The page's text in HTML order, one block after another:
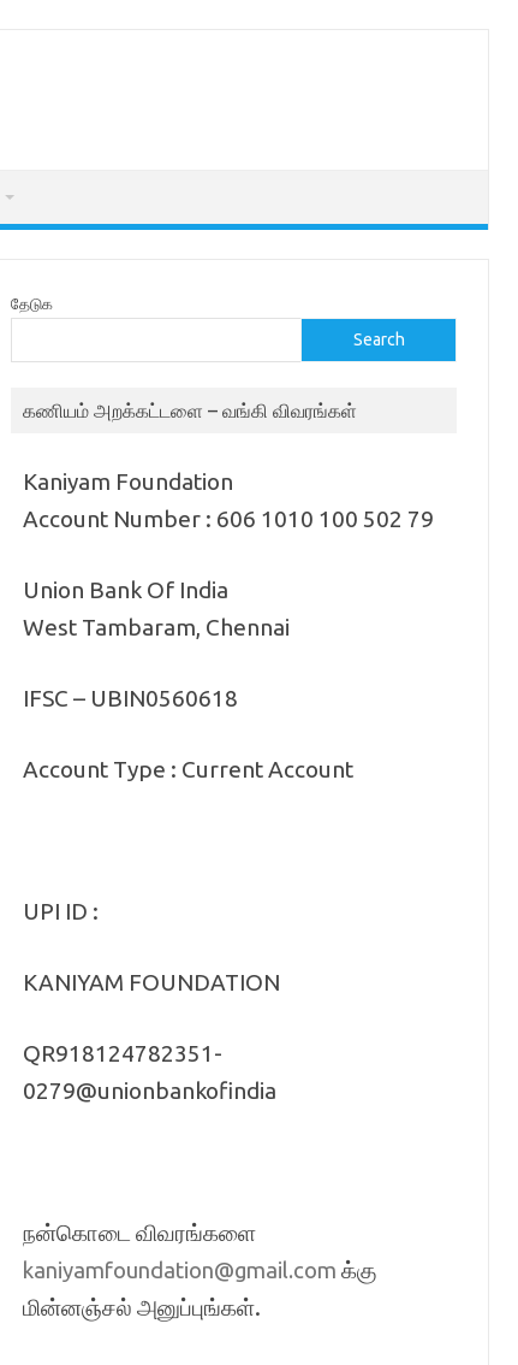
தேடுக
Search
கணியம் அறக்கட்டளை – வங்கி விவரங்கள்
Kaniyam Foundation
Account Number : 606 1010 100 502 79
Union Bank Of India
West Tambaram, Chennai
IFSC – UBIN0560618
Account Type : Current Account
UPI ID :
KANIYAM FOUNDATION
QR918124782351-
0279@unionbankofindia
நன்கொடை விவரங்களை
kaniyamfoundation@gmail.com க்கு
மின்னஞ்சல் அனுப்புங்கள்.